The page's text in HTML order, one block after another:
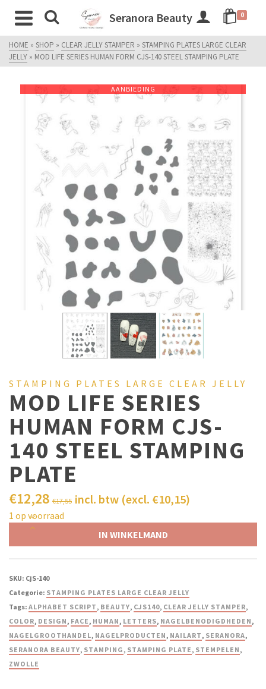
Seranora Beauty 0
HOME » SHOP » CLEAR JELLY STAMPER » STAMPING PLATES LARGE CLEAR
JELLY » MOD LIFE SERIES HUMAN FORM CJS-140 STEEL STAMPING PLATE
AANBIEDING
STAMPING PLATES LARGE CLEAR JELLY
MOD LIFE SERIES
HUMAN FORM CJS-
140 STEEL STAMPING
PLATE
€17,55
€12,28 incl. btw (excl. €10,15)
1 op voorraad
IN WINKELMAND
SKU: CjS-140
Categorie: STAMPING PLATES LARGE CLEAR JELLY
Tags: ALPHABET SCRIPT, BEAUTY, CJS140, CLEAR JELLY STAMPER,
COLOR, DESIGN, FACE, HUMAN, LETTERS, NAGELBENODIGDHEDEN,
NAGELGROOTHANDEL, NAGELPRODUCTEN, NAILART, SERANORA,
SERANORA BEAUTY, STAMPING, STAMPING PLATE, STEMPELEN,
ZWOLLE